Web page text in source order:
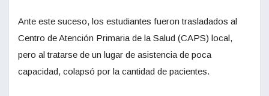
Ante este suceso, los estudiantes fueron trasladados al
Centro de Atención Primaria de la Salud (CAPS) local,
pero al tratarse de un lugar de asistencia de poca
capacidad, colapsó por la cantidad de pacientes.